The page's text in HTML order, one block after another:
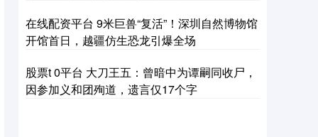
在线配资平台 9米巨兽“复活”！深圳自然博物馆
开馆首日，越疆仿生恐龙引爆全场
股票t 0平台 大刀王五：曾暗中为谭嗣同收尸，
因参加义和团殉道，遗言仅17个字